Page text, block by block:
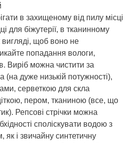
в захищеному від пилу місці
для біжутерії, в тканинному
вигляді, щоб воно не
попадання вологи,
Виріб можна чистити за
дуже низькій потужності),
серветкою для скла
пером, тканиною (все, що
Репсові стрічки можна
споліскувати водою з
і звичайну синтетичну